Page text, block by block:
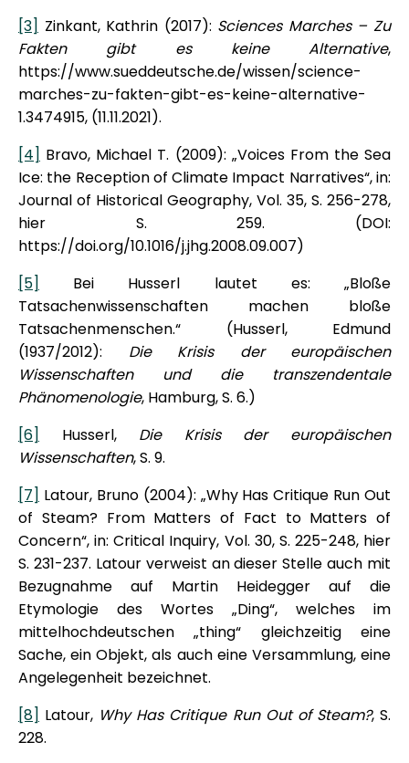
[3] Zinkant, Kathrin (2017): Sciences Marches – Zu
Fakten gibt es keine Alternative,
https://www.sueddeutsche.de/wissen/science-
marches-zu-fakten-gibt-es-keine-alternative-
1.3474915, (11.11.2021).
[4] Bravo, Michael T. (2009): „Voices From the Sea
Ice: the Reception of Climate Impact Narratives“, in:
Journal of Historical Geography, Vol. 35, S. 256-278,
hier S. 259. (DOI:
https://doi.org/10.1016/j.jhg.2008.09.007)
[5]
Bei Husserl lautet es: „Bloße
Tatsachenwissenschaften machen bloße
Tatsachenmenschen.“ (Husserl, Edmund
(1937/2012): Die Krisis der europäischen
Wissenschaften und die transzendentale
Phänomenologie, Hamburg, S. 6.)
[6]
Husserl, Die Krisis der europäischen
Wissenschaften, S. 9.
[7] Latour, Bruno (2004): „Why Has Critique Run Out
of Steam? From Matters of Fact to Matters of
Concern“, in: Critical Inquiry, Vol. 30, S. 225-248, hier
S. 231-237. Latour verweist an dieser Stelle auch mit
Bezugnahme auf Martin Heidegger auf die
Etymologie des Wortes „Ding“, welches im
mittelhochdeutschen „thing“ gleichzeitig eine
Sache, ein Objekt, als auch eine Versammlung, eine
Angelegenheit bezeichnet.
[8] Latour, Why Has Critique Run Out of Steam?, S.
228.